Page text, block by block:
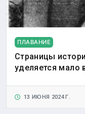
ПЛАВАНИЕ
Страницы
уделяется мало
13 ИЮНЯ 2024 Г.